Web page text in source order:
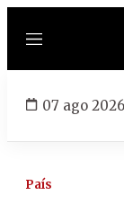
Menú
07 ago 2026
País